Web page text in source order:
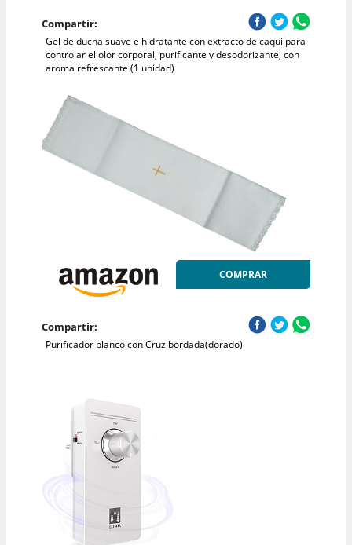
Compartir:
Gel de ducha suave e hidratante con extracto de caqui para
controlar el olor corporal, purificante y desodorizante, con
aroma refrescante (1 unidad)
COMPRAR
Compartir:
Purificador blanco con Cruz bordada(dorado)